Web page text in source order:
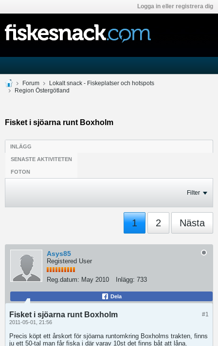
Logga in eller registrera dig
Forum
Lokalt snack - Fiskeplatser och hotspots
Region Östergötland
Fisket i sjöarna runt Boxholm
INLÄGG
SENASTE AKTIVITETEN
FOTON
Filter
1 2 Nästa
Asys85
Registered User
Reg.datum: May 2010 Inlägg: 733
Dela
#1
Fisket i sjöarna runt Boxholm
2011-05-01, 21:56
Precis köpt ett årskort för sjöarna runtomkring Boxholms trakten, finns
ju ett 50-tal man får fiska i där varav 10st det finns båt att låna.